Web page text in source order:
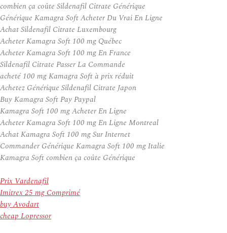
combien ça coûte Sildenafil Citrate Générique
Générique Kamagra Soft Acheter Du Vrai En Ligne
Achat Sildenafil Citrate Luxembourg
Acheter Kamagra Soft 100 mg Québec
Acheter Kamagra Soft 100 mg En France
Sildenafil Citrate Passer La Commande
acheté 100 mg Kamagra Soft à prix réduit
Achetez Générique Sildenafil Citrate Japon
Buy Kamagra Soft Pay Paypal
Kamagra Soft 100 mg Acheter En Ligne
Acheter Kamagra Soft 100 mg En Ligne Montreal
Achat Kamagra Soft 100 mg Sur Internet
Commander Générique Kamagra Soft 100 mg Italie
Kamagra Soft combien ça coûte Générique
Prix Vardenafil
Imitrex 25 mg Comprimé
buy Avodart
cheap Lopressor